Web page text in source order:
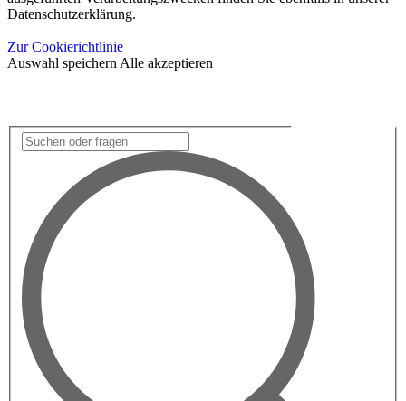
Datenschutzerklärung.
Zur Cookierichtlinie
Auswahl speichern Alle akzeptieren